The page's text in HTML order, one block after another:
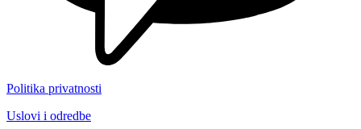
Politika privatnosti
Uslovi i odredbe